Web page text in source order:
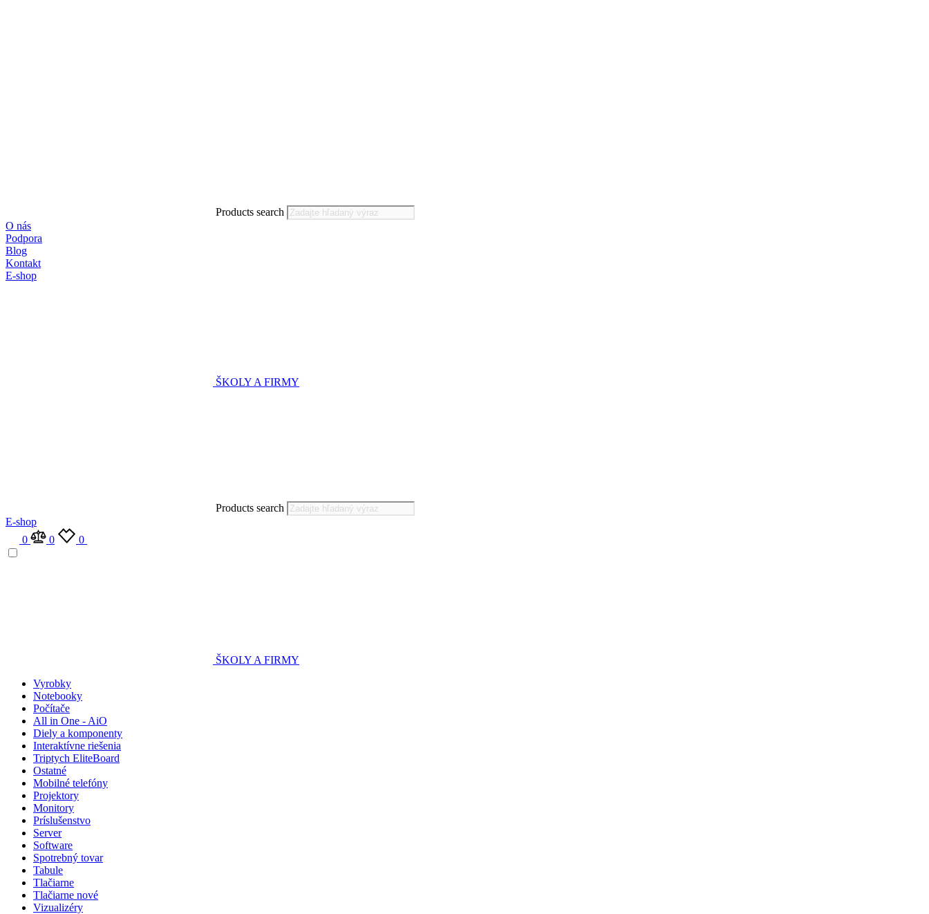
Products search
O nás
Podpora
Blog
Kontakt
E-shop
ŠKOLY A FIRMY
Products search
E-shop
0
0 0
ŠKOLY A FIRMY
Vyrobky
Notebooky
Počítače
All in One - AiO
Diely a komponenty
Interaktívne riešenia
Triptych EliteBoard
Ostatné
Mobilné telefóny
Projektory
Monitory
Príslušenstvo
Server
Software
Spotrebný tovar
Tabule
Tlačiarne
Tlačiarne nové
Vizualizéry